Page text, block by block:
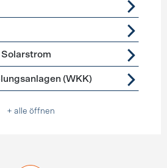
(WKK)
+ alle öffnen